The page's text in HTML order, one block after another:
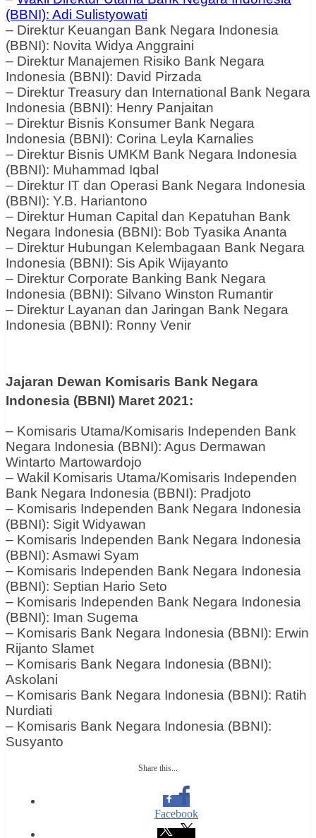
(BBNI): Adi Sulistyowati
– Direktur Keuangan Bank Negara Indonesia
(BBNI): Novita Widya Anggraini
– Direktur Manajemen Risiko Bank Negara
Indonesia (BBNI): David Pirzada
– Direktur Treasury dan International Bank Negara
Indonesia (BBNI): Henry Panjaitan
– Direktur Bisnis Konsumer Bank Negara
Indonesia (BBNI): Corina Leyla Karnalies
– Direktur Bisnis UMKM Bank Negara Indonesia
(BBNI): Muhammad Iqbal
– Direktur IT dan Operasi Bank Negara Indonesia
(BBNI): Y.B. Hariantono
– Direktur Human Capital dan Kepatuhan Bank
Negara Indonesia (BBNI): Bob Tyasika Ananta
– Direktur Hubungan Kelembagaan Bank Negara
Indonesia (BBNI): Sis Apik Wijayanto
– Direktur Corporate Banking Bank Negara
Indonesia (BBNI): Silvano Winston Rumantir
– Direktur Layanan dan Jaringan Bank Negara
Indonesia (BBNI): Ronny Venir
Jajaran Dewan Komisaris Bank Negara
Indonesia (BBNI) Maret 2021:
– Komisaris Utama/Komisaris Independen Bank
Negara Indonesia (BBNI): Agus Dermawan
Wintarto Martowardojo
– Wakil Komisaris Utama/Komisaris Independen
Bank Negara Indonesia (BBNI): Pradjoto
– Komisaris Independen Bank Negara Indonesia
(BBNI): Sigit Widyawan
– Komisaris Independen Bank Negara Indonesia
(BBNI): Asmawi Syam
– Komisaris Independen Bank Negara Indonesia
(BBNI): Septian Hario Seto
– Komisaris Independen Bank Negara Indonesia
(BBNI): Iman Sugema
– Komisaris Bank Negara Indonesia (BBNI): Erwin
Rijanto Slamet
– Komisaris Bank Negara Indonesia (BBNI):
Askolani
– Komisaris Bank Negara Indonesia (BBNI): Ratih
Nurdiati
– Komisaris Bank Negara Indonesia (BBNI):
Susyanto
Share this...
Facebook